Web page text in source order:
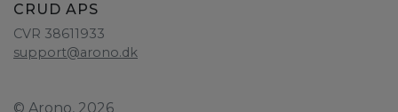
CRUD APS
CVR 38611933
support@arono.dk
© Arono, 2026